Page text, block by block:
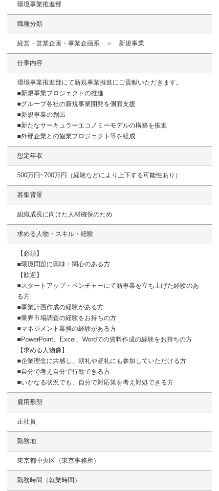
環境事業推進部
職種分類
経営・営業企画・事業企画系 ＞ 新規事業
仕事内容
環境事業推進部にて新規事業推進にご貢献いただきます。
■新規事業プロジェクトの推進
■グループ各社の新規事業開発を側面支援
■新規事業の創出
■新たなサーキュラーエコノミーモデルの構築を推進
■外部企業との協業プロジェクト等を組成
想定年収
500万円~700万円（経験などにより上下する可能性あり）
募集背景
組織成長に向けた人材確保のため
求める人物・スキル・経験
【必須】
■環境問題に興味・関心のある方
【歓迎】
■スタートアップ・ベンチャーにて新事業を立ち上げた経験のあ
る方
■事業計画作成の経験がある方
■業界市場調査の経験をお持ちの方
■マネジメント業務の経験がある方
■PowerPoint、Excel、Wordでの資料作成の経験をお持ちの方
【求める人物像】
■企業理念に共感し、朝礼や昼礼にも参加していただける方
■自分で考え自分で行動できる方
■いかなる状況でも、自分で対応策を考え対処できる方
雇用形態
正社員
勤務地
東京都中央区（東京事務所）
勤務時間（就業時間）